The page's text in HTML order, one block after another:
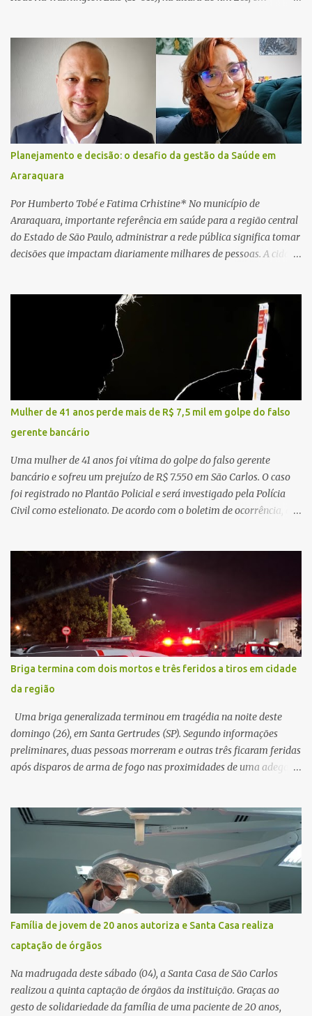
relatos de que havia um condutor inconsciente dentro de um
caminhão. Equipes de resgate foram rapidamente deslocadas ao
local e encontraram a vítima em parada cardiorrespiratória. Os
socorristas iniciaram imediatamente as manobras de reanimação
cardiopulmonar (RCP), porém, apesar de todos os esforços, o
motorista não respondeu aos procedimentos. Às 17h03, médicos
da Unidade de Suporte Avançado constataram o óbito da vítima.
Fonte: São Carlos Agora
Planejamento e decisão: o desafio da gestão da Saúde em
Araraquara
Por Humberto Tobé e Fatima Crhistine* No município de
Araraquara, importante referência em saúde para a região central
do Estado de São Paulo, administrar a rede pública significa tomar
decisões que impactam diariamente milhares de pessoas. A cidade
município, mas também de diversas cidades do entorno,
ampliando significativamente a responsabilidade da gestão sobre
o Sistema Único de Saúde (SUS). Nos últimos anos, o Governo
Federal tem ampliado investimentos destinados ao fortalecimento
da atenção básica, da infraestrutura hospitalar e da
regionalização dos serviços de saúde. Entretanto, em um cenário
de demandas crescentes e recursos necessariamente limitados, a
principal missão da gestão pública não é apenas investir mais,
mas decidir melhor onde investir para produzir o maior benefício
possível à população. Essa reflexão encontra respaldo tanto na
teoria da admini...
Mulher de 41 anos perde mais de R$ 7,5 mil em golpe do falso
gerente bancário
Uma mulher de 41 anos foi vítima do golpe do falso gerente
bancário e sofreu um prejuízo de R$ 7.550 em São Carlos. O caso
foi registrado no Plantão Policial e será investigado pela Polícia
Civil como estelionato. De acordo com o boletim de ocorrência, a
suspeito alegou que seria necessário atualizar o cadastro da conta
e passou a orientar a vítima sobre os procedimentos que deveriam
ser realizados. Dias depois, o golpista enviou um documento em
PDF simulando uma comunicação oficial da instituição financeira.
Na sequência, entrou em contato por telefone e encaminhou um
link, orientando a vítima a acessá-lo pelo computador para
concluir a suposta atualização cadastral. Após realizar o
procedimento, a conta bancária ficou bloqueada por algumas
horas. Sem conseguir acessar o sistema, a vítima tentou
novamente contato com o suposto gerente, mas não obteve
resposta. Na segunda-fe...
Briga termina com dois mortos e três feridos a tiros em cidade
da região
Uma briga generalizada terminou em tragédia na noite deste
domingo (26), em Santa Gertrudes (SP). Segundo informações
preliminares, duas pessoas morreram e outras três ficaram feridas
após disparos de arma de fogo nas proximidades de uma adega. O
começado dentro do estabelecimento e se estendido para a área
externa, quando dois homens armados passaram a efetuar
diversos disparos. Duas vítimas morreram ainda no local. Outras
três pessoas foram baleadas e socorridas. Até o momento, não
foram divulgadas informações oficiais sobre o estado de saúde dos
feridos. Equipes da Polícia Militar de Santa Gertrudes atenderam a
ocorrência e isolaram a área para o trabalho da perícia. Até a
última atualização, nenhum suspeito havia sido preso. A Polícia
Civil investigará a motivação da briga, a autoria dos disparos e as
circunstâncias do crime. A ocorrência segue em anda...
Família de jovem de 20 anos autoriza e Santa Casa realiza
captação de órgãos
Na madrugada deste sábado (04), a Santa Casa de São Carlos
realizou a quinta captação de órgãos da instituição. Graças ao
gesto de solidariedade da família de uma paciente de 20 anos,